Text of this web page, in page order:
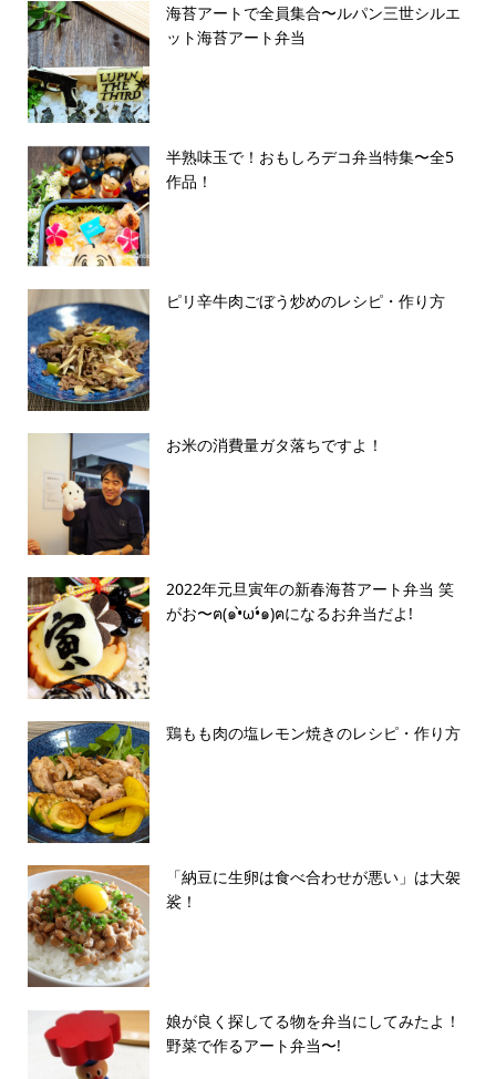
海苔アートで全員集合〜ルパン三世シルエ
ット海苔アート弁当
半熟味玉で！おもしろデコ弁当特集〜全5
作品！
ピリ辛牛肉ごぼう炒めのレシピ・作り方
お米の消費量ガタ落ちですよ！
2022年元旦寅年の新春海苔アート弁当 笑
がお〜ฅ(๑•̀ω•́๑)ฅになるお弁当だよ!
鶏もも肉の塩レモン焼きのレシピ・作り方
「納豆に生卵は食べ合わせが悪い」は大袈
裟！
娘が良く探してる物を弁当にしてみたよ！
野菜で作るアート弁当〜!